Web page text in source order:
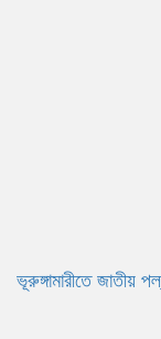
ভূরুঙ্গামারীতে জাতীয়